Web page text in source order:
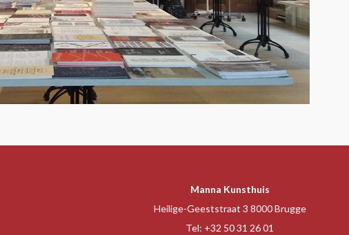
Manna Kunsthuis
Heilige-Geeststraat 3 8000 Brugge
Tel: +32 50 31 26 01